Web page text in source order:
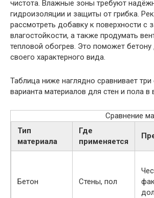
чистота. Влажные зоны требуют
гидроизоляции и защиты от грибка.
рассмотреть добавку к поверхности с
влагостойкости, а также продумать
тепловой обогрев. Это поможет
своего характерного вида.
Таблица ниже наглядно сравнивает
варианта материалов для стен и пола в
Сравнение
Тип
материала
Где
применяется
Бетон Стены, пол